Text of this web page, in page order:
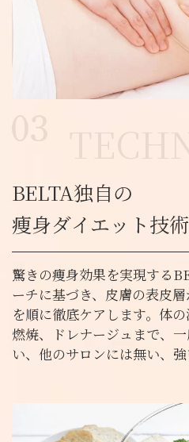
BELTA独自の
痩身ダイエット技術
驚きの痩身効果を実現する
ーチに基づき、皮膚の表皮
を順に徹底ケアします。体の
燃焼、ドレナージュまで、
い、他のサロンには無い、強